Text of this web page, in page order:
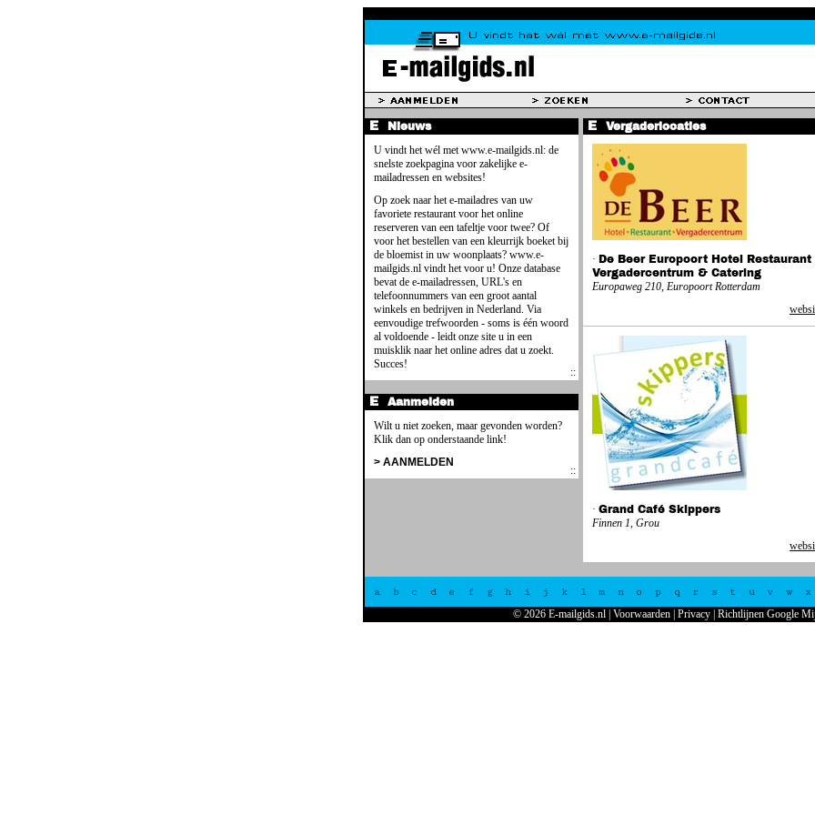
Nieuws
U vindt het wél met www.e-mailgids.nl: de
snelste zoekpagina voor zakelijke e-
mailadressen en websites!
Op zoek naar het e-mailadres van uw
favoriete restaurant voor het online
reserveren van een tafeltje voor twee? Of
voor het bestellen van een kleurrijk boeket bij
de bloemist in uw woonplaats? www.e-
mailgids.nl vindt het voor u! Onze database
bevat de e-mailadressen, URL's en
telefoonnummers van een groot aantal
winkels en bedrijven in Nederland. Via
eenvoudige trefwoorden - soms is één woord
al voldoende - leidt onze site u in een
muisklik naar het online adres dat u zoekt.
Succes!
Aanmelden
Wilt u niet zoeken, maar gevonden worden?
Klik dan op onderstaande link!
> AANMELDEN
Vergaderlocaties
· De Beer Europoort Hotel Restaurant
Vergadercentrum & Catering
Europaweg 210, Europoort Rotterdam
· Grand Café Skippers
Finnen 1, Grou
a b c d e f g h i j k l m n o p q r s t u v w x
© 2026 E-mailgids.nl Voorwaarden Privacy Richtlijnen Google